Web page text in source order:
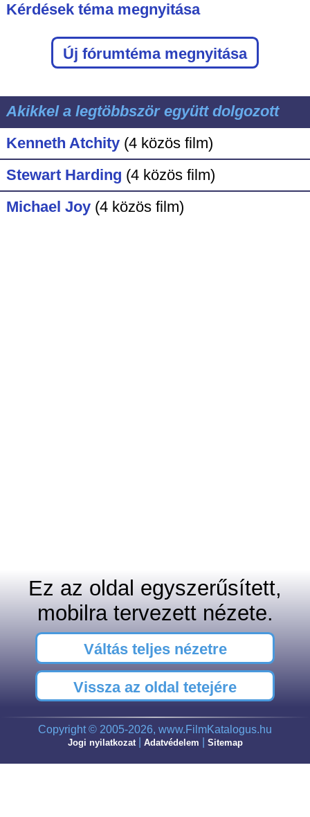
Kérdések téma megnyitása
Új fórumtéma megnyitása
Akikkel a legtöbbször együtt dolgozott
Kenneth Atchity (4 közös film)
Stewart Harding (4 közös film)
Michael Joy (4 közös film)
Ez az oldal egyszerűsített,
mobilra tervezett nézete.
Váltás teljes nézetre
Vissza az oldal tetejére
Copyright © 2005-2026, www.FilmKatalogus.hu
Jogi nyilatkozat| Adatvédelem Sitemap